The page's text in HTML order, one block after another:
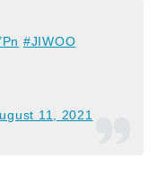
#JIWOO
11, 2021